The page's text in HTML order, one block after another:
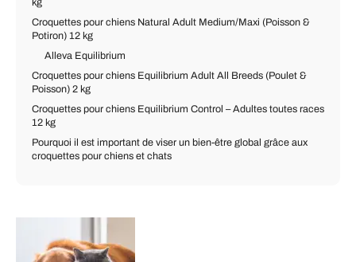
kg
Croquettes pour chiens Natural Adult Medium/Maxi (Poisson &
Potiron) 12 kg
Alleva Equilibrium
Croquettes pour chiens Equilibrium Adult All Breeds (Poulet &
Poisson) 2 kg
Croquettes pour chiens Equilibrium Control – Adultes toutes races
12 kg
Pourquoi il est important de viser un bien-être global grâce aux
croquettes pour chiens et chats